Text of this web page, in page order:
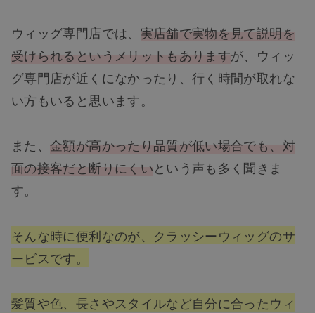
ウィッグ専門店では、 実店舗で実物を見て説明を
受けられるというメリットもありますが、ウィッ
グ専門店が近くになかったり、行く時間が取れな
い方もいると思います。
また、金額が高かったり品質が低い場合でも、対
面の接客だと断りにくいという声も多く聞きま
す。
そんな時に便利なのが、クラッシーウィッグのサ
ービスです。
髪質や色、長さやスタイルなど自分に合ったウィ